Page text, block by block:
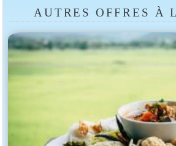
AUTRES OFFRES À